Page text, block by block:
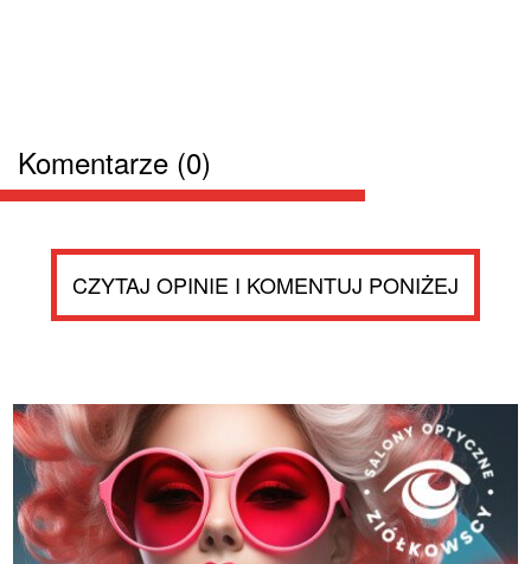
Komentarze (0)
CZYTAJ OPINIE I KOMENTUJ PONIŻEJ